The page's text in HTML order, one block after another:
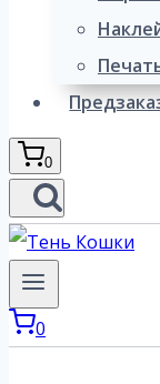
0
0